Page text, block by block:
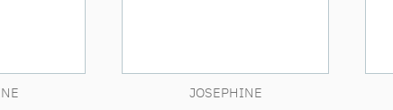
JOSEPHINE